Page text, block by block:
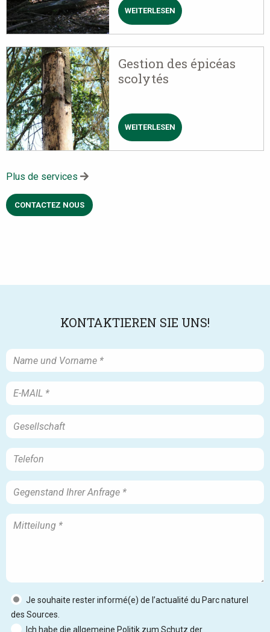
WEITERLESEN ÜBER
LOCATION
D'UNE
ÉCORCEUSE
MOTEUR
Gestion des épicéas
scolytés
WEITERLESEN ÜBER
GESTION
DES
Plus de services
CONTACTEZ NOUS
KONTAKTIEREN SIE UNS!
Je souhaite rester informé(e) de l’actualité du Parc naturel
des Sources.
Ich habe die allgemeine Politik zum Schutz der